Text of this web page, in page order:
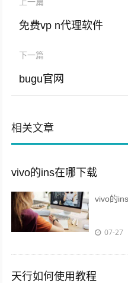
免费vp n代理软件
下一篇
bugu官网
相关文章
vivo的ins在哪下载
vivo的
07-27
天行如何使用教程